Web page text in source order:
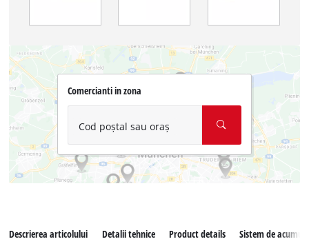
Comercianti in zona
Cod poștal sau oraș
Descrierea articolului Detalii tehnice Product details Sistem de